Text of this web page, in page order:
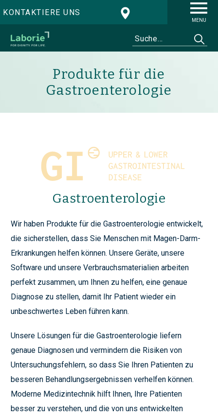
KONTAKTIERE UNS
MENU
Produkte für die
Gastroenterologie
Gastroenterologie
Wir haben Produkte für die Gastroenterologie entwickelt,
die sicherstellen, dass Sie Menschen mit Magen-Darm-
Erkrankungen helfen können. Unsere Geräte, unsere
Software und unsere Verbrauchsmaterialien arbeiten
perfekt zusammen, um Ihnen zu helfen, eine genaue
Diagnose zu stellen, damit Ihr Patient wieder ein
unbeschwertes Leben führen kann.
Unsere Lösungen für die Gastroenterologie liefern
genaue Diagnosen und vermindern die Risiken von
Untersuchungsfehlern, so dass Sie Ihren Patienten zu
besseren Behandlungsergebnissen verhelfen können.
Moderne Medizintechnik hilft Ihnen, Ihre Patienten
besser zu verstehen, und die von uns entwickelten